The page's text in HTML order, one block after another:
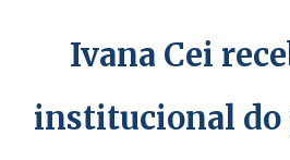
Ivana Cei
institucional do